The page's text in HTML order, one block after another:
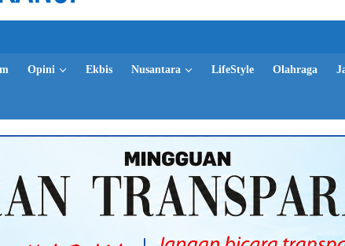
Opini Ekbis Nusantara LifeStyle Olahraga